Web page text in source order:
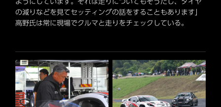
の減りなどを見てセッティングの話をすることもあります」
高野氏は常に現場でクルマと走りをチェックしている。